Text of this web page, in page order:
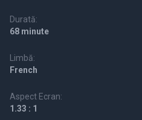
Durată:
68 minute
Limbă:
French
Aspect Ecran:
1.33 : 1